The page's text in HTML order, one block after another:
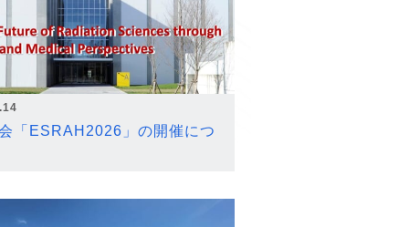
「ESRAH2026」の開催につ